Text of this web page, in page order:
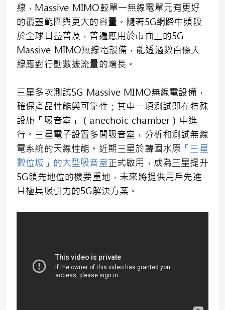
線，Massive MIMO較單一無線電單元有更好
的覆蓋範圍與更大的容量。隨著5G網路中頻段
於全球日益普及，普遍應用於市面上的5G
Massive MIMO無線電設備，能透過數百條天
線應對行動數據流量的增長。
三星多次測試5G Massive MIMO無線電設備，
確保產品性能與可靠性；其中一項測試即在特殊
設施「吸音室」（anechoic chamber）中進
行。三星電子設置多間吸音室，分析和測試無線
電系統的天線性能。近期三星於韓國水原 「 三星
數位城」的大型吸音室正式啟用，成為三星提升
5G領先地位的機要重地，未來將提供用戶先進
且極具吸引力的5G解決方案。